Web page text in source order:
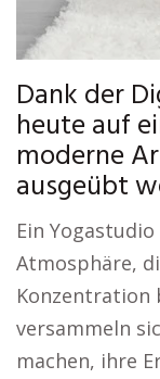
Dank der
heute auf
moderne
ausgeübt
Ein
Atmosphäre,
Konzentration
versammeln
machen, ihre